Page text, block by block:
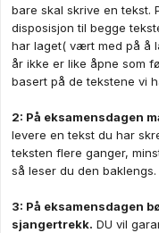
bare skal skrive en tekst.
disposisjon til begge
har laget( vært med på å
år ikke er like åpne som
basert på de tekstene vi
2: På eksamensdagen
levere en tekst du har
teksten flere ganger,
så leser du den
3: På eksamensdagen
sjangertrekk. DU vil